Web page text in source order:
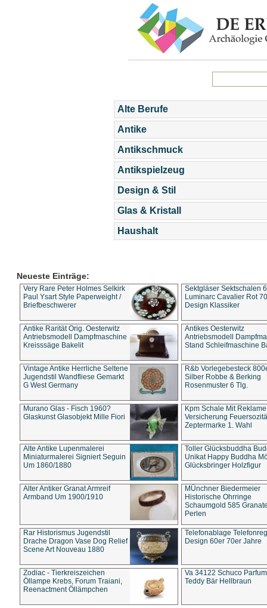
Alte Berufe
Antike
Antikschmuck
Antikspielzeug
Design & Stil
Glas & Kristall
Haushalt
Neueste Einträge:
Very Rare Peter Holmes Selkirk
Paul Ysart Style Paperweight /
Briefbeschwerer
Sektgläser Sektschalen
Luminarc Cavalier Rot
Design Klassiker
Antike Rarität Orig. Oesterwitz
Antriebsmodell Dampfmaschine
Kreisssäge Bakelit
Antikes Oesterwitz
Antriebsmodell
Stand Schleifmaschine
Vintage Antike Herrliche Seltene
Jugendstil Wandfliese Gemarkt
G West Germany
R&b Vorlegebesteck
Silber Robbe & Berking
Rosenmuster 6 Tlg.
Murano Glas - Fisch 1960?
Glaskunst Glasobjekt Mille Fiori
Kpm Schale Mit Reklame
Versicherung
Zeptermarke 1. Wahl
Alte Antike Lupenmalerei
Miniaturmalerei Signiert Seguin
Um 1860/1880
Toller Glücksbuddha
Unikat Happy Buddha
Glücksbringer Holzfigur
Alter Antiker Granat Armreif
Armband Um 1900/1910
MÜnchner Biedermeier
Historische Ohrringe
Schaumgold 585
Perlen
Rar Historismus Jugendstil
Drache Dragon Vase Dog Relief
Scene Art Nouveau 1880
Telefonablage
Design 60er 70er Jahre
Zodiac - Tierkreiszeichen
Öllampe Krebs, Forum Traiani,
Reenactment Öllämpchen
Va 34122 Schuco
Teddy Bär Hellbraun